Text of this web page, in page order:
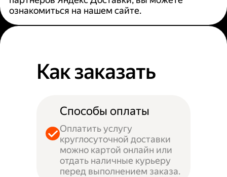
ознакомиться на нашем сайте.
Как заказать
Способы оплаты
Оплатить услугу
круглосуточной доставки
можно картой онлайн или
отдать наличные курьеру
перед выполнением заказа.